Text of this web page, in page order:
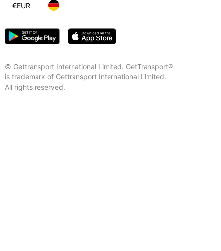
© Gettransport International Limited. GetTransport®
is trademark of Gettransport International Limited.
All rights reserved.
€EUR